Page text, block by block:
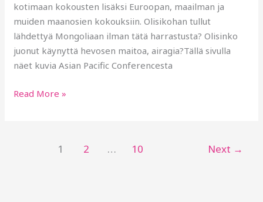
kotimaan kokousten lisäksi Euroopan, maailman ja
muiden maanosien kokouksiin. Olisikohan tullut
lähdettyä Mongoliaan ilman tätä harrastusta? Olisinko
juonut käynyttä hevosen maitoa, airagia?Tällä sivulla
näet kuvia Asian Pacific Conferencesta
Read More »
1 2 … 10 Next →